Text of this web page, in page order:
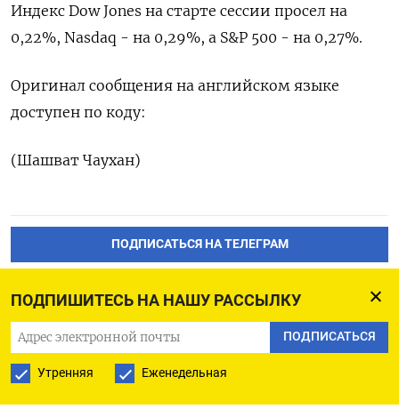
ПОДПИШИТЕСЬ НА НАШУ РАССЫЛКУ
ПОДПИСАТЬСЯ
Утренняя Еженедельная
Индекс Dow Jones на старте сессии просел на
0,22%, Nasdaq - на 0,29%, а S&P 500 - на 0,27%.
Оригинал сообщения на английском языке
доступен по коду:
(Шашват Чаухан)
ПОДПИСАТЬСЯ НА ТЕЛЕГРАМ